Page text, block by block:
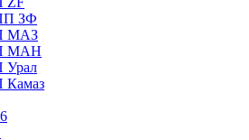
ЗФ
МАЗ
МАН
Урал
Камаз